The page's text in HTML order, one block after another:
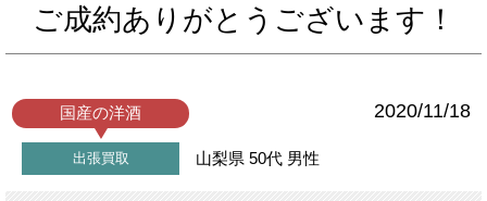
ご成約ありがとうございます！
国産の洋酒 2020/11/18
出張買取 山梨県 50代 男性